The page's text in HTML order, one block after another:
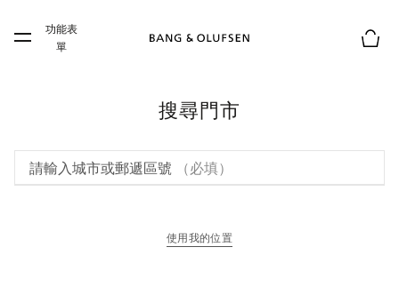
Skip to main footer
功能表
單
搜尋門市
請輸入城市或郵遞區號 （必填）
使用我的位置